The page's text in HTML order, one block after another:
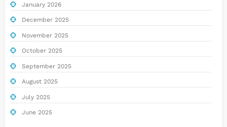
January 2026
December 2025
November 2025
October 2025
September 2025
August 2025
July 2025
June 2025